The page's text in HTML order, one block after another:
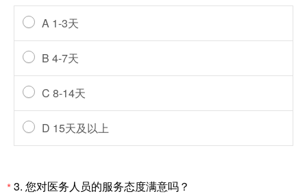
A 1-3天
B 4-7天
C 8-14天
D 15天及以上
*3. 您对医务人员的服务态度满意吗？